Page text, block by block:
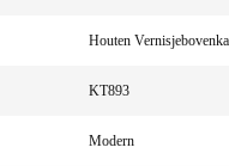
Houten
KT893
Modern